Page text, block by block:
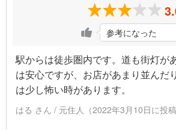
参考になった
駅からは徒歩圏内です。道も街灯が
は安心ですが、お店があまり並んだ
は少し怖い時があります。
はる さん / 元住人（2022年3月10日に投稿